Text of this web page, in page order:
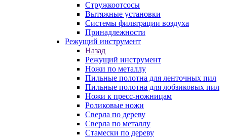
Стружкоотсосы
Вытяжные установки
Системы фильтрации воздуха
Принадлежности
Режущий инструмент
Назад
Режущий инструмент
Ножи по металлу
Пильные полотна для ленточных пил
Пильные полотна для лобзиковых пил
Ножи к пресс-ножницам
Роликовые ножи
Сверла по дереву
Сверла по металлу
Стамески по дереву